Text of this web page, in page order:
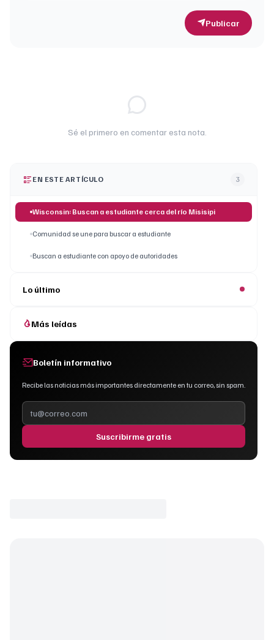
Publicar
Sé el primero en comentar esta nota.
EN ESTE ARTÍCULO 3
Wisconsin: Buscan a estudiante cerca del río Misisipi
Comunidad se une para buscar a estudiante
Buscan a estudiante con apoyo de autoridades
Lo último
Más leídas
Boletín informativo
Recibe las noticias más importantes directamente en tu correo, sin spam.
Suscribirme gratis